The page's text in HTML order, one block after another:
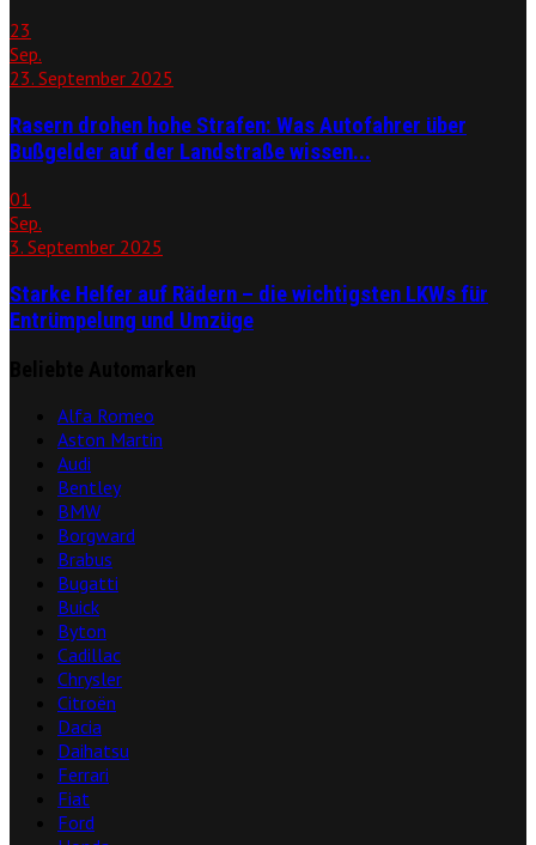
23
Sep.
23. September 2025
Rasern drohen hohe Strafen: Was Autofahrer über
Bußgelder auf der Landstraße wissen...
01
Sep.
3. September 2025
Starke Helfer auf Rädern – die wichtigsten LKWs für
Entrümpelung und Umzüge
Alfa Romeo
Aston Martin
Audi
Bentley
BMW
Borgward
Brabus
Bugatti
Buick
Byton
Cadillac
Chrysler
Citroën
Dacia
Daihatsu
Ferrari
Fiat
Ford